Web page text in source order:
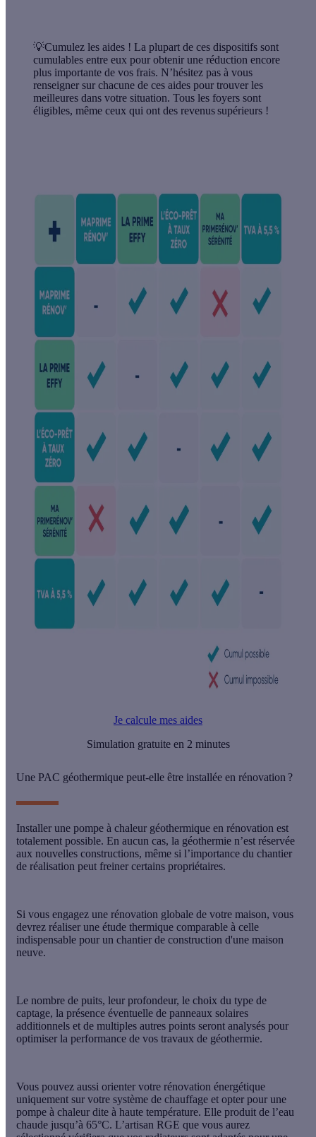
💡Cumulez les aides ! La plupart de ces dispositifs sont
cumulables entre eux pour obtenir une réduction encore
plus importante de vos frais. N’hésitez pas à vous
renseigner sur chacune de ces aides pour trouver les
meilleures dans votre situation. Tous les foyers sont
éligibles, même ceux qui ont des revenus supérieurs !
Je calcule mes aides
Simulation gratuite en 2 minutes
Une PAC géothermique peut-elle être installée en rénovation ?
Installer une pompe à chaleur géothermique en rénovation est
totalement possible. En aucun cas, la géothermie n’est réservée
aux nouvelles constructions, même si l’importance du chantier
de réalisation peut freiner certains propriétaires.
Si vous engagez une rénovation globale de votre maison, vous
devrez réaliser une étude thermique comparable à celle
indispensable pour un chantier de construction d'une maison
neuve.
Le nombre de puits, leur profondeur, le choix du type de
captage, la présence éventuelle de panneaux solaires
additionnels et de multiples autres points seront analysés pour
optimiser la performance de vos travaux de géothermie.
Vous pouvez aussi orienter votre rénovation énergétique
uniquement sur votre système de chauffage et opter pour une
pompe à chaleur dite à haute température. Elle produit de l’eau
chaude jusqu’à 65°C. L’artisan RGE que vous aurez